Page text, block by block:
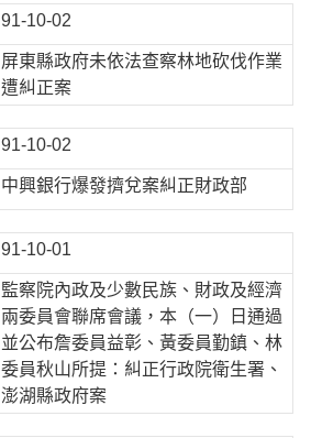
91-10-02
屏東縣政府未依法查察林地砍伐作業
遭糾正案
91-10-02
中興銀行爆發擠兌案糾正財政部
91-10-01
監察院內政及少數民族、財政及經濟
兩委員會聯席會議，本（一）日通過
並公布詹委員益彰、黃委員勤鎮、林
委員秋山所提：糾正行政院衛生署、
澎湖縣政府案